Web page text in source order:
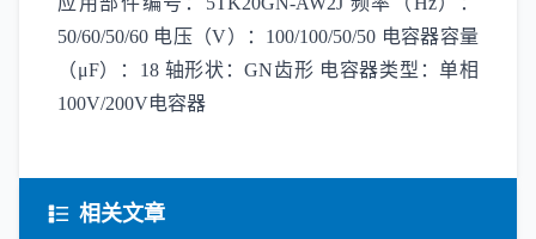
50/60/50/60 电压（V）：100/100/50/50 电容器容量
（μF）：18 轴形状：GN齿形 电容器类型：单相
100V/200V电容器
相关文章